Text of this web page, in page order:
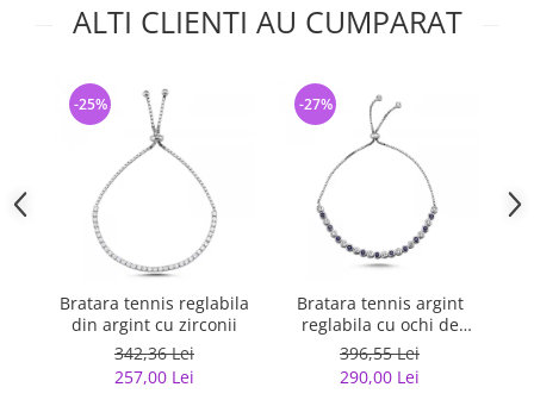
ALTI CLIENTI AU CUMPARAT
Bratara tennis reglabila
din argint cu zirconii
342,36 Lei
257,00 Lei
-25%
Bratara tennis argint
reglabila cu ochi de
deochi
396,55 Lei
290,00 Lei
-27%